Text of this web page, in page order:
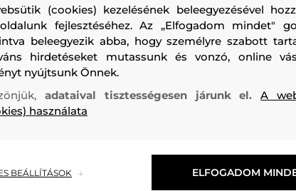
XS, S, M, XL
(cookies) kezelésének beleegyezésével
fejlesztéséhez. Az „Elfogadom mindet"
beleegyezik abba, hogy személyre szabott
hirdetéseket mutassunk és vonzó, online
nyújtsunk Önnek.
adataival tisztességesen járunk el.A
használata
BEÁLLÍTÁSOK ELFOGADOM